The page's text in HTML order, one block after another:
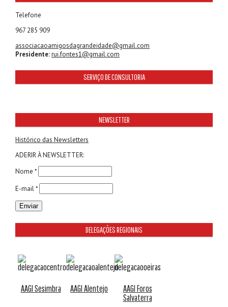
Telefone
967 285 909
associacaoamigosdagrandeidade@gmail.com
Presidente:rui.fontes1@gmail.com
SERVIÇO DE CONSULTORIA
NEWSLETTER
Histórico das Newsletters
ADERIR À NEWSLETTER:
Nome *
E-mail *
DELEGAÇÕES REGIONAIS
AAGI Sesimbra AAGI Alentejo
AAGI Foros
Salvaterra